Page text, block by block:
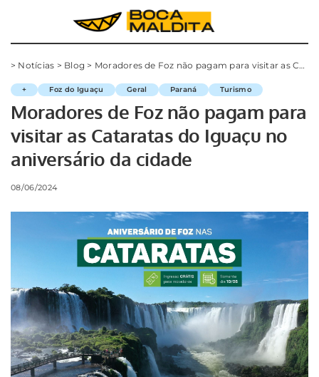
> Notícias > Blog > Moradores de Foz não pagam para visitar as Cataratas do Iguaçu no aniversário da cidade
+ Foz do Iguaçu Geral Paraná Turismo
Moradores de Foz não pagam para
visitar as Cataratas do Iguaçu no
aniversário da cidade
08/06/2024